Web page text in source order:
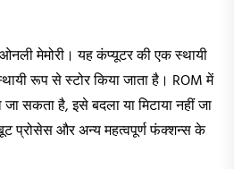
मेमोरी। यह कंप्यूटर की एक स्थायी
रूप से स्टोर किया जाता है। ROM में
सकता है, इसे बदला या मिटाया नहीं जा
प्रोसेस और अन्य महत्वपूर्ण फंक्शन्स के